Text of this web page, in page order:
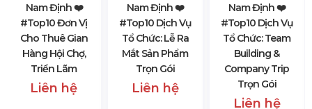
Nam Định ❤️️
#top10 Đơn Vị
Cho Thuê Gian
Hàng Hội Chợ,
Triển Lãm
Liên hệ
Nam Định ❤️️
#top10 Dịch Vụ
Tổ Chức: Lễ Ra
Mắt Sản Phẩm
Trọn Gói
Liên hệ
Nam Định ❤️️
#top10 Dịch Vụ
Tổ Chức: Team
Building &
Company Trip
Trọn Gói
Liên hệ